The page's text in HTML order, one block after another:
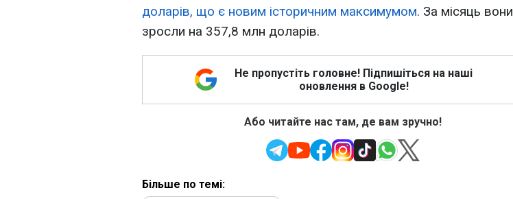
доларів, що є новим історичним максимумом. За місяць вони
зросли на 357,8 млн доларів.
Не пропустіть головне! Підпишіться на наші
оновлення в Google!
Або читайте нас там, де вам зручно!
Більше по темі: